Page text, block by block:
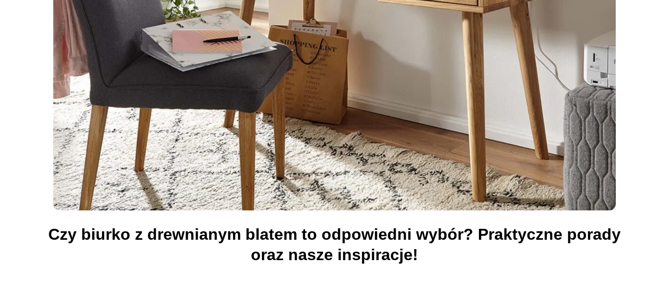
Czy biurko z drewnianym blatem to odpowiedni wybór? Praktyczne porady
oraz nasze inspiracje!